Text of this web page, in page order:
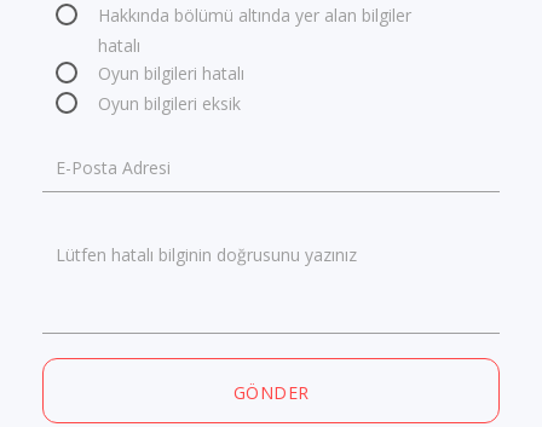
Hakkında bölümü altında yer alan bilgiler
hatalı
Oyun bilgileri hatalı
Oyun bilgileri eksik
E-Posta Adresi
Lütfen hatalı bilginin doğrusunu yazınız
GÖNDER